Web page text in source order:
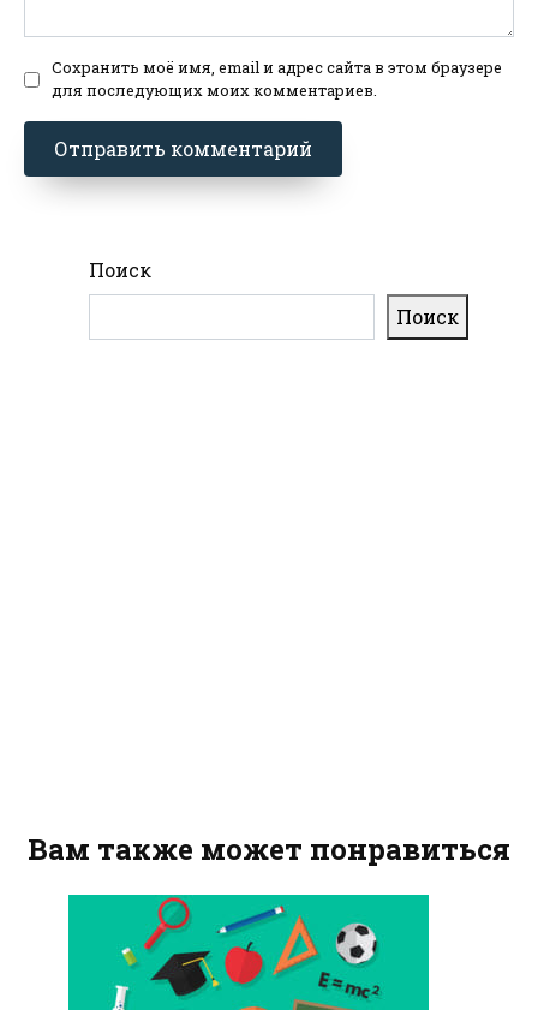
Сохранить моё имя, email и адрес сайта в этом браузере
для последующих моих комментариев.
Поиск
Поиск
Вам также может понравиться